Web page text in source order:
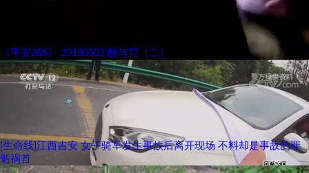
《平安365》 20190502 醉与罚（二）
[生命线]江西吉安 女子骑车发生事故后离开现场 不料却是事故的罪
魁祸首